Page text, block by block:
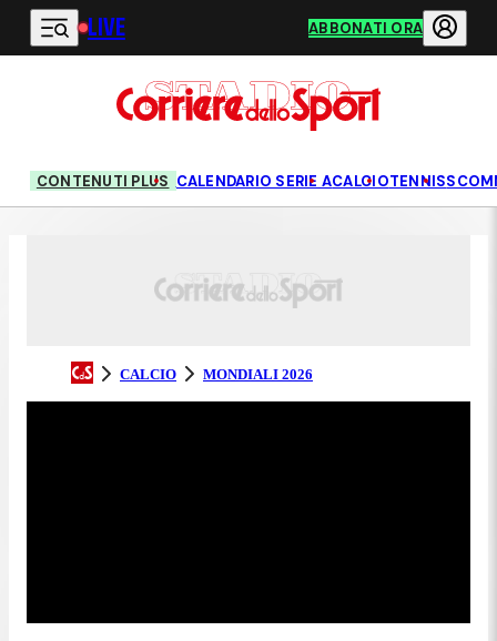
Vai al contenuto principale
LIVE ABBONATI ORA
CONTENUTI PLUS CALENDARIO SERIE ACALCIOTENNIS
CALCIO MONDIALI 2026